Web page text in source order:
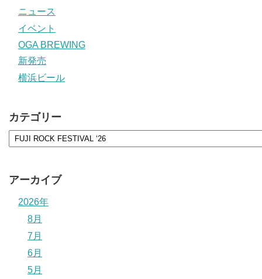
ニュース
イベント
OGA BREWING
新発売
横浜ビール
カテゴリー
アーカイブ
2026年
8月
7月
6月
5月